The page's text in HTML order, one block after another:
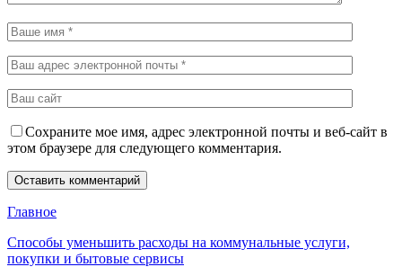
Сохраните мое имя, адрес электронной почты и веб-сайт в
этом браузере для следующего комментария.
Главное
Способы уменьшить расходы на коммунальные услуги,
покупки и бытовые сервисы